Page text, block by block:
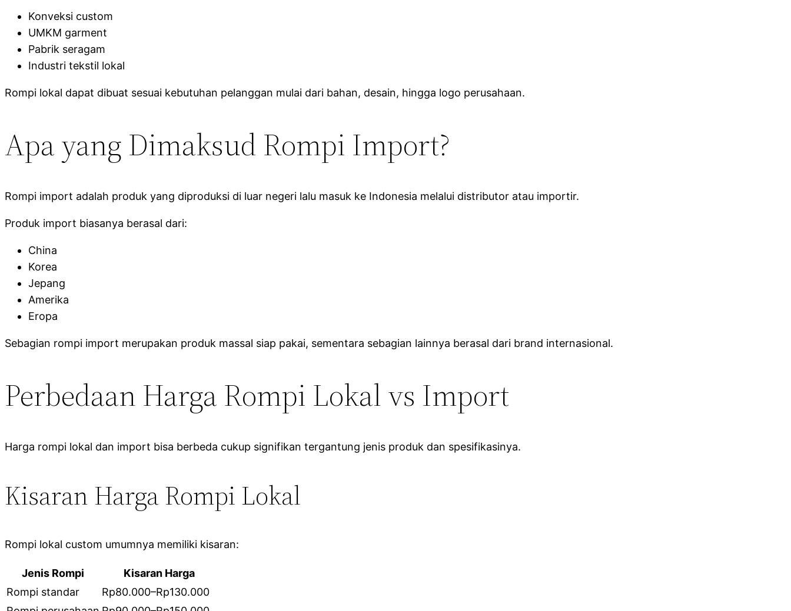
Konveksi custom
UMKM garment
Pabrik seragam
Industri tekstil lokal
Rompi lokal dapat dibuat sesuai kebutuhan pelanggan mulai dari bahan, desain, hingga logo perusahaan.
Apa yang Dimaksud Rompi Import?
Rompi import adalah produk yang diproduksi di luar negeri lalu masuk ke Indonesia melalui distributor atau importir.
Produk import biasanya berasal dari:
China
Korea
Jepang
Amerika
Eropa
Sebagian rompi import merupakan produk massal siap pakai, sementara sebagian lainnya berasal dari brand internasional.
Perbedaan Harga Rompi Lokal vs Import
Harga rompi lokal dan import bisa berbeda cukup signifikan tergantung jenis produk dan spesifikasinya.
Kisaran Harga Rompi Lokal
Rompi lokal custom umumnya memiliki kisaran:
Jenis Rompi
Kisaran Harga
Rompi standar
Rp80.000–Rp130.000